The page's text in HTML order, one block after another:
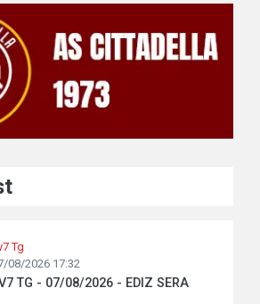
Tg
08/2026 17:32
TG - 07/08/2026 - EDIZ SERA